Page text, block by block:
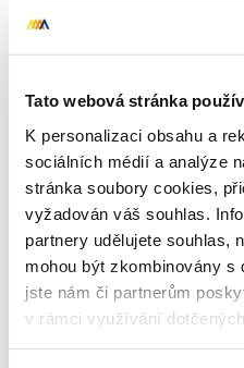
Tato webová stránka
K personalizaci obsahu a
sociálních médií a analýze
stránka soubory cookies,
vyžadován váš souhlas.
partnery udělujete souhlas,
mohou být zkombinovány s
jste nám či partnerům
v rámci využívání
V průběhu spolupráce
komunikovala: specialisté
úpravy obsahu webu – od
prvky – a poskytovali
výkon jednotlivých
pružně upravovali strategii.
Vyšší konverze, nižší
Přijatá opatření na jednu
prokliků v důsledku
druhou stranu však ve